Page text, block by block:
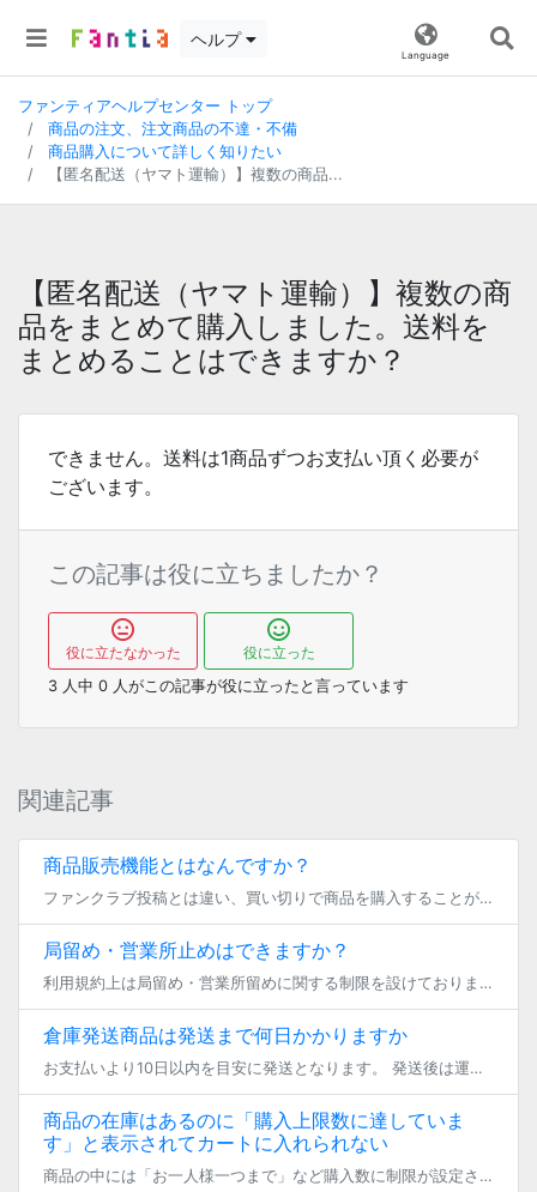
ヘルプ
Language
ファンティアヘルプセンター トップ
商品の注文、注文商品の不達・不備
商品購入について詳しく知りたい
【匿名配送（ヤマト運輸）】複数の商品...
【匿名配送（ヤマト運輸）】複数の商
品をまとめて購入しました。送料を
まとめることはできますか？
できません。送料は1商品ずつお支払い頂く必要が
ございます。
この記事は役に立ちましたか？
役に立たなかった
役に立った
3 人中 0 人がこの記事が役に立ったと言っています
関連記事
商品販売機能とはなんですか？
ファンクラブ投稿とは違い、買い切りで商品を購入することができます。 購入できる商品には以下のような種類があります。 ・物販商品（自宅から発送する商品 ／ 匿名配送（ヤマト運輸）商品 「自宅から発送する商品」は送料込み、「 […]
局留め・営業所止めはできますか？
利用規約上は局留め・営業所留めに関する制限を設けておりません。 商品の配送につきましては、それぞれのクリエイター様に個別に対応していただいておりますので、メッセージ機能でクリエイター様に直接局留め・営業所止めの可否をお問 […]
倉庫発送商品は発送まで何日かかりますか
お支払いより10日以内を目安に発送となります。 発送後は運送会社から発行される問い合わせ番号から、配送状況をご確認いただけます。
商品の在庫はあるのに「購入上限数に達していま
す」と表示されてカートに入れられない
商品の中には「お一人様一つまで」など購入数に制限が設定されている商品があります。 こちらの数をオーバーした場合、上記のメッセージが表示される仕様です。 制限に適した数に購入数を変更することでカートに入れられます。